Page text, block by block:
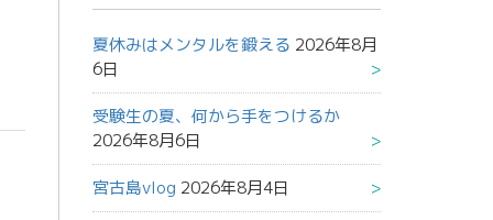
夏休みはメンタルを鍛える 2026年8月
6日
受験生の夏、何から手をつけるか
2026年8月6日
宮古島vlog 2026年8月4日